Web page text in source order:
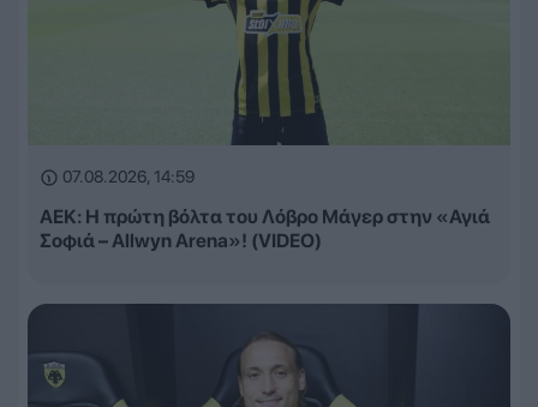
07.08.2026, 14:59
ΑΕΚ: Η πρώτη βόλτα του Λόβρο Μάγερ στην «Αγιά
Σοφιά – Allwyn Arena»! (VIDEO)